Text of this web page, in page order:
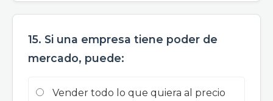
15. Si una empresa tiene poder de
mercado, puede:
Vender todo lo que quiera al precio